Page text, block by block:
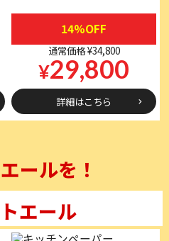
14%OFF
通常価格 ¥34,800
¥29,800
詳細はこちら
ールを！
エール